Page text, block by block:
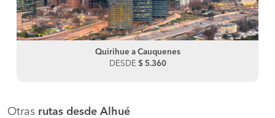
Quirihue a Cauquenes
DESDE $ 5.360
Otras rutas desde Alhué